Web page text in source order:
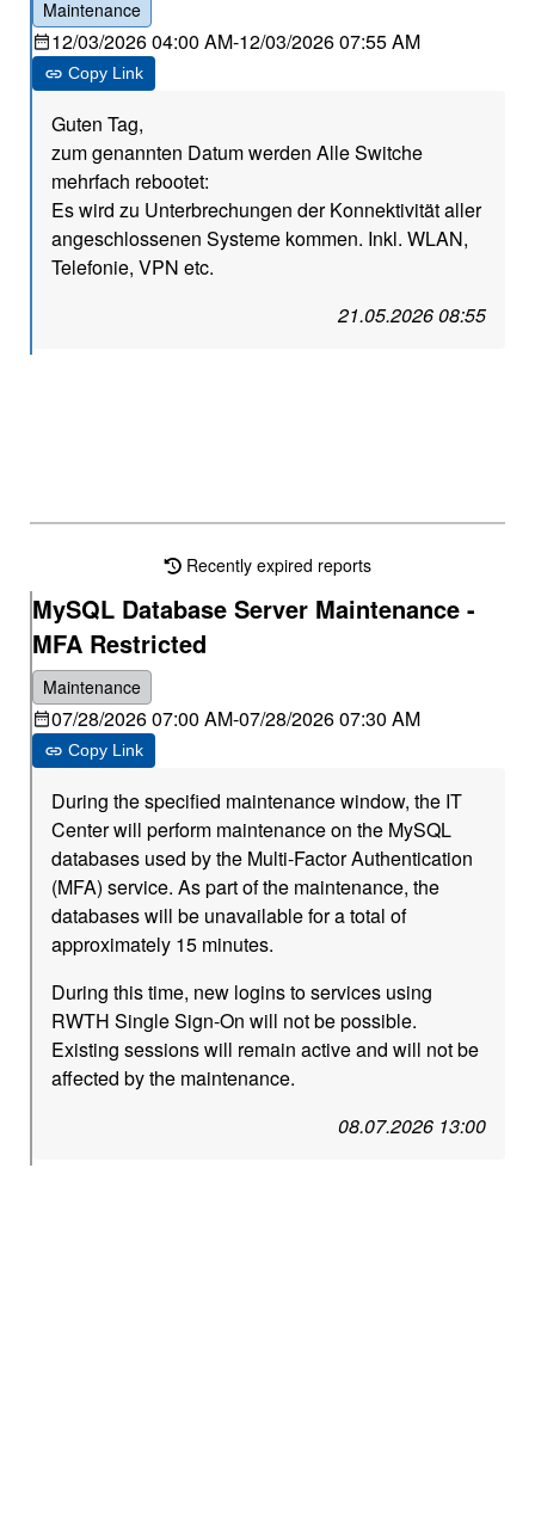
Maintenance
12/03/2026 04:00 AM-12/03/2026 07:55 AM
Copy Link
Guten Tag,
zum genannten Datum werden Alle Switche
mehrfach rebootet:
Es wird zu Unterbrechungen der Konnektivität aller
angeschlossenen Systeme kommen. Inkl. WLAN,
Telefonie, VPN etc.
21.05.2026 08:55
Recently expired reports
MySQL Database Server Maintenance -
MFA Restricted
Maintenance
07/28/2026 07:00 AM-07/28/2026 07:30 AM
Copy Link
During the specified maintenance window, the IT
Center will perform maintenance on the MySQL
databases used by the Multi-Factor Authentication
(MFA) service. As part of the maintenance, the
databases will be unavailable for a total of
approximately 15 minutes.
During this time, new logins to services using
RWTH Single Sign-On will not be possible.
Existing sessions will remain active and will not be
affected by the maintenance.
08.07.2026 13:00